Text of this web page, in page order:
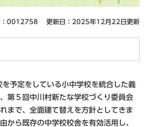
：0012758 更新日：2025年12月22日更新
予定をしている小中学校を統合した義
第５回中川村新たな学校づくり委員会
まで、全面建て替えを方針としてきま
から既存の中学校校舎を有効活用し、